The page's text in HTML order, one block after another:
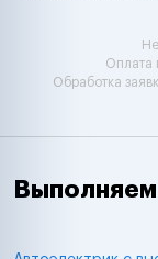
Оплата
Обработка